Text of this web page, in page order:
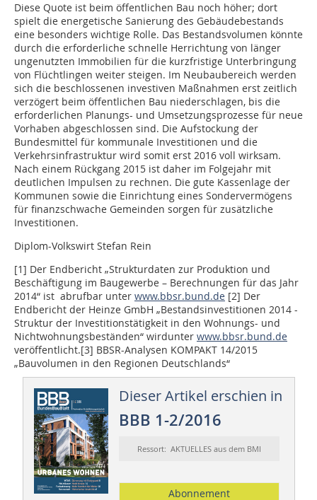
Diese Quote ist beim öffentlichen Bau noch höher; dort
spielt die energetische Sanierung des Gebäudebestands
eine besonders wichtige Rolle. Das Bestandsvolumen könnte
durch die erforderliche schnelle Herrichtung von länger
ungenutzten Immobilien für die kurzfristige Unterbringung
von Flüchtlingen weiter steigen. Im Neubaubereich werden
sich die beschlossenen investiven Maßnahmen erst zeitlich
verzögert beim öffentlichen Bau niederschlagen, bis die
erforderlichen Planungs- und Umsetzungsprozesse für neue
Vorhaben abgeschlossen sind. Die Aufstockung der
Bundesmittel für kommunale Investitionen und die
Verkehrsinfrastruktur wird somit erst 2016 voll wirksam.
Nach einem Rückgang 2015 ist daher im Folgejahr mit
deutlichen Impulsen zu rechnen. Die gute Kassenlage der
Kommunen sowie die Einrichtung eines Sondervermögens
für finanzschwache Gemeinden sorgen für zusätzliche
Investitionen.
Diplom-Volkswirt Stefan Rein
[1] Der Endbericht „Strukturdaten zur Produktion und
Beschäftigung im Baugewerbe – Berechnungen für das Jahr
2014“ ist abrufbar unter www.bbsr.bund.de [2] Der
Endbericht der Heinze GmbH „Bestandsinvestitionen 2014 -
Struktur der Investitionstätigkeit in den Wohnungs- und
Nichtwohnungsbeständen“ wirdunter www.bbsr.bund.de
veröffentlicht.[3] BBSR-Analysen KOMPAKT 14/2015
„Bauvolumen in den Regionen Deutschlands“
Dieser Artikel erschien in
BBB 1-2/2016
Ressort: AKTUELLES aus dem BMI
Abonnement